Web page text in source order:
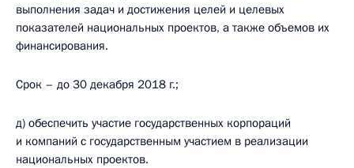
выполнения задач и достижения целей и целевых
показателей национальных проектов, а также объемов их
финансирования.
Срок – до 30 декабря 2018 г.;
д) обеспечить участие государственных корпораций
и компаний с государственным участием в реализации
национальных проектов.